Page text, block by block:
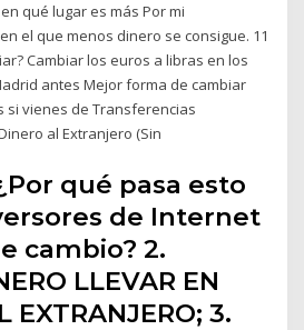
qué lugar es más Por mi
el que menos dinero se consigue. 11
Cambiar los euros a libras en los
antes Mejor forma de cambiar
si vienes de Transferencias
al Extranjero (Sin
qué pasa esto
de Internet
cambio? 2.
LLEVAR EN
EXTRANJERO; 3.